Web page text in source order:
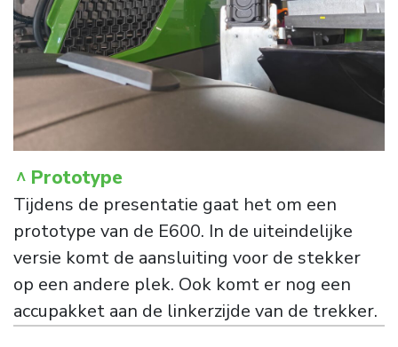
Prototype
Tijdens de presentatie gaat het om een
prototype van de E600. In de uiteindelijke
versie komt de aansluiting voor de stekker
op een andere plek. Ook komt er nog een
accupakket aan de linkerzijde van de trekker.